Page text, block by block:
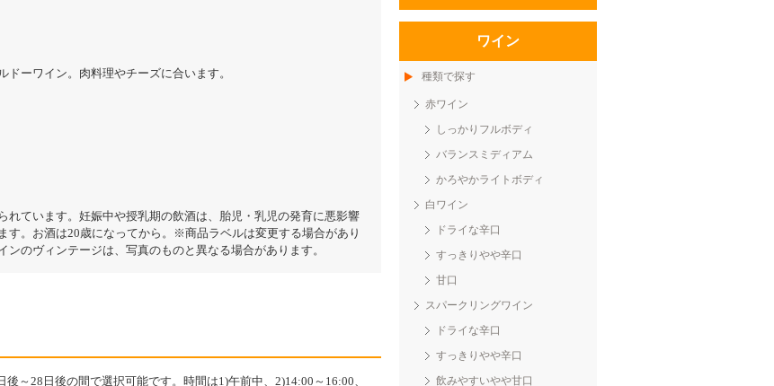
ドーワイン。肉料理やチーズに合います。
れています。妊娠中や授乳期の飲酒は、胎児・乳児の発育に悪影響
す。お酒は20歳になってから。※商品ラベルは変更する場合があり
のヴィンテージは、写真のものと異なる場合があります。
～28日後の間で選択可能です。時間は1)午前中、2)14:00～16:00、
ワイン
種類で探す
赤ワイン
しっかりフルボディ
バランスミディアム
かろやかライトボディ
白ワイン
ドライな辛口
すっきりやや辛口
甘口
スパークリングワイン
ドライな辛口
すっきりやや辛口
飲みやすいやや甘口